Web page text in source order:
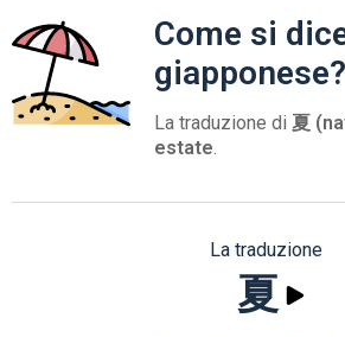
Come si
giapponese?
La traduzione di 夏
estate.
La traduzione
夏